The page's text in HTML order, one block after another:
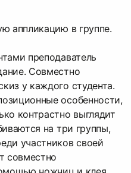
аппликацию в группе.
преподаватель
Совместно
у каждого студента.
особенности,
контрастно выглядит
на три группы,
участников своей
совместно